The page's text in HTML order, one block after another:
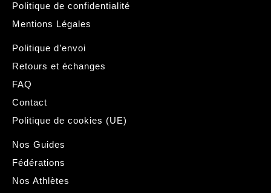
Politique de confidentialité
Mentions Légales
Politique d’envoi
Retours et échanges
FAQ
Contact
Politique de cookies (UE)
Nos Guides
Fédérations
Nos Athlètes